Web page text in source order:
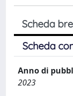
Scheda
Scheda
Anno di
2023